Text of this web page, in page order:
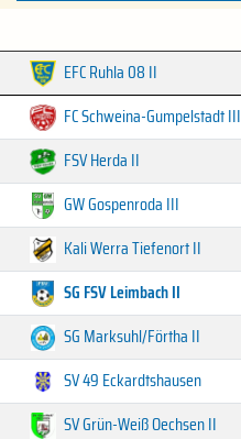
EFC Ruhla 08 II
FC Schweina-Gumpelstadt III
FSV Herda II
GW Gospenroda III
Kali Werra Tiefenort II
SG FSV Leimbach II
SG Marksuhl/Förtha II
SV 49 Eckardtshausen
SV Grün-Weiß Oechsen II